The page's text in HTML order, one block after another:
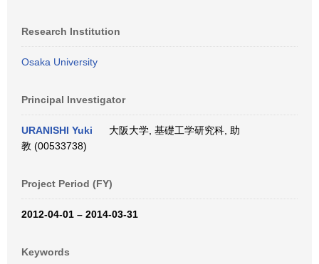
Research Institution
Osaka University
Principal Investigator
URANISHI Yuki
大阪大学, 基礎工学研究科, 助
教 (00533738)
Project Period (FY)
2012-04-01 – 2014-03-31
Keywords